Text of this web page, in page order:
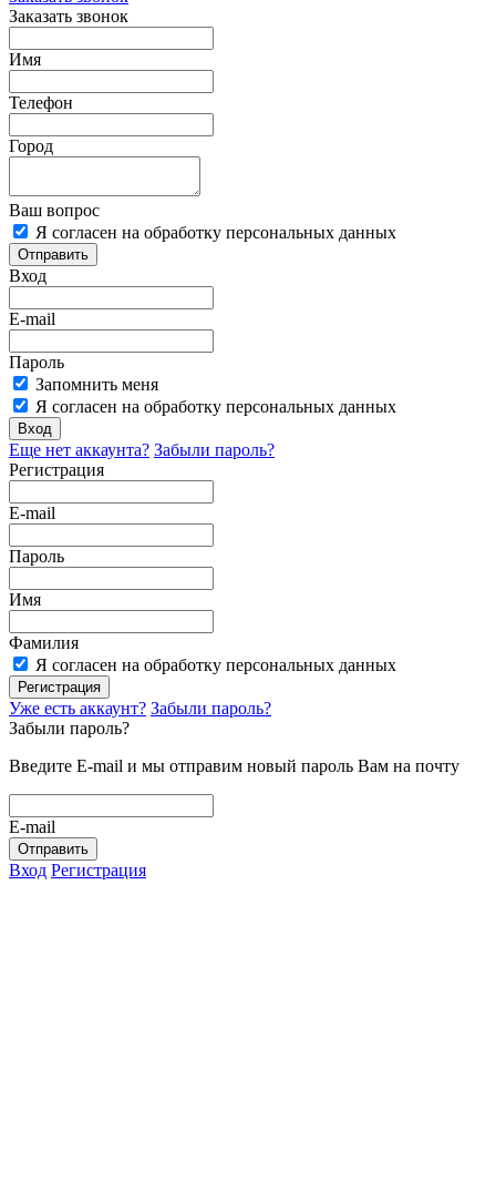
Заказать звонок
Имя
Телефон
Город
Ваш вопрос
Я согласен на обработку персональных данных
Отправить
Вход
E-mail
Пароль
Запомнить меня
Я согласен на обработку персональных данных
Вход
Еще нет аккаунта? Забыли пароль?
Регистрация
E-mail
Пароль
Имя
Фамилия
Я согласен на обработку персональных данных
Регистрация
Уже есть аккаунт? Забыли пароль?
Забыли пароль?
Введите E-mail и мы отправим новый пароль Вам на почту
E-mail
Отправить
Вход Регистрация